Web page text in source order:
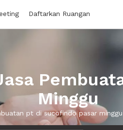
Daftarkan Ruangan
Minggu
pt di sucofindo pasar